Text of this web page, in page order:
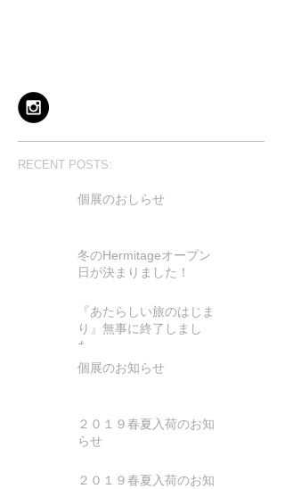
RECENT POSTS:
個展のおしらせ
冬のHermitageオープン
日が決まりました！
『あたらしい旅のはじま
り』無事に終了しまし
た。
個展のお知らせ
２０１９春夏入荷のお知
らせ
２０１９春夏入荷のお知